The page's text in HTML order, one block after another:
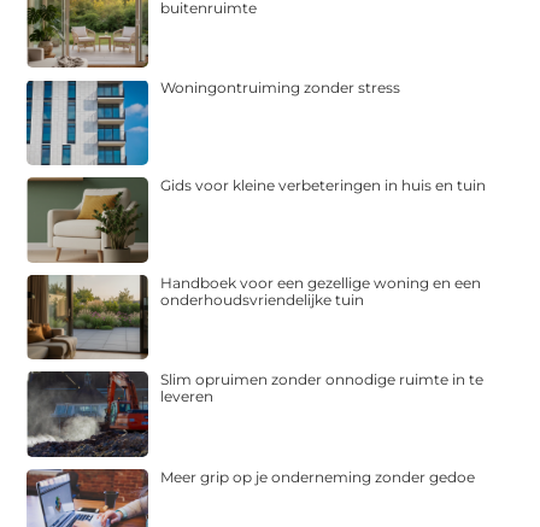
buitenruimte
Woningontruiming zonder stress
Gids voor kleine verbeteringen in huis en tuin
Handboek voor een gezellige woning en een
onderhoudsvriendelijke tuin
Slim opruimen zonder onnodige ruimte in te
leveren
Meer grip op je onderneming zonder gedoe